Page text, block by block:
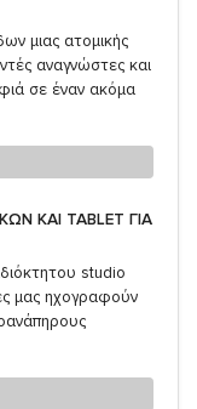
μιας ατομικής
αναγνώστες και
σε έναν ακόμα
ΚΑΙ TABLET ΓΙΑ
studio
μας ηχογραφούν